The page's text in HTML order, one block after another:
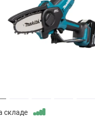
складе